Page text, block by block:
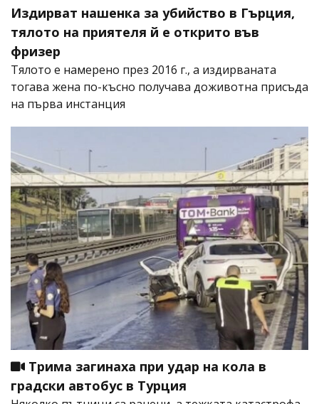
Издирват нашенка за убийство в Гърция,
тялото на приятеля й е открито във
фризер
Тялото е намерено през 2016 г., а издирваната
тогава жена по-късно получава доживотна присъда
на първа инстанция
Трима загинаха при удар на кола в
градски автобус в Турция